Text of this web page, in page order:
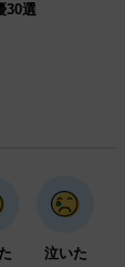
30選
泣いた